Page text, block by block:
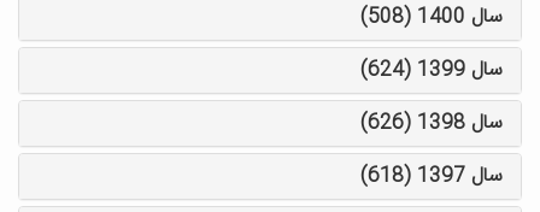
سال 1400 (508)
سال 1399 (624)
سال 1398 (626)
سال 1397 (618)